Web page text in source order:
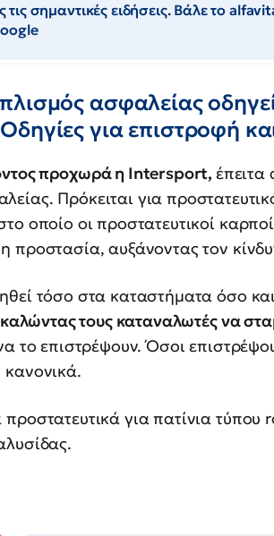
σημαντικές ειδήσεις. Βάλε το
ασφαλείας
για επιστροφή
προχωρά η Intersport,
Πρόκειται για
οποίο οι προστατευτικοί
προστασία, αυξάνοντας τον
τόσο στα καταστήματα όσο
καλώντας τους καταναλωτές να
το επιστρέψουν. Όσοι
για πατίνια τύπου